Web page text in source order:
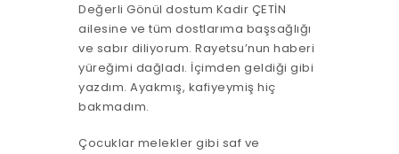
Değerli Gönül dostum Kadir ÇETİN
ailesine ve tüm dostlarıma başsağlığı
ve sabır diliyorum. Rayetsu’nun haberi
yüreğimi dağladı. İçimden geldiği gibi
yazdım. Ayakmış, kafiyeymiş hiç
bakmadım.
Çocuklar melekler gibi saf ve